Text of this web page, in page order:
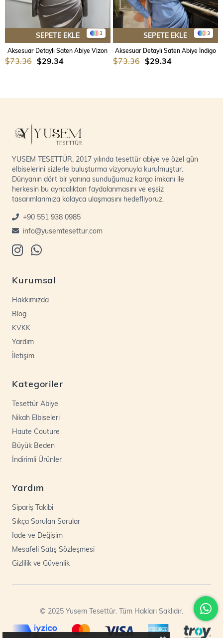
3
SEPETE EKLE
Aksesuar Detaylı Saten Abiye Vizon
$29.34
$73.36
3
SEPETE EKLE
Aksesuar Detaylı Saten Abiye İndigo
$29.34
$73.36
YUSEM TESETTÜR, 2017 yılında tesettür abiye ve özel gün
elbiselerini sizlerle buluşturma vizyonuyla kurulmuştur.
Dünyanın dört bir yanına sunduğumuz kargo imkanı ile
herkesin bu ayrıcalıktan faydalanmasını ve eşsiz
tasarımlarımıza kolayca ulaşmasını hedefliyoruz.
+90 551 938 0985
info@yusemtesettur.com
Kurumsal
Hakkımızda
Blog
KVKK
Yardım
İletişim
Kategoriler
Tesettür Abiye
Nikah Elbiseleri
Haute Couture
Büyük Beden
İndirimli Ürünler
Yardım
Sipariş Takibi
Sıkça Sorulan Sorular
İade ve Değişim
Mesafeli Satış Sözleşmesi
Gizlilik ve Güvenlik
© 2025 Yusem Tesettür. Tüm Hakları Saklıdır.